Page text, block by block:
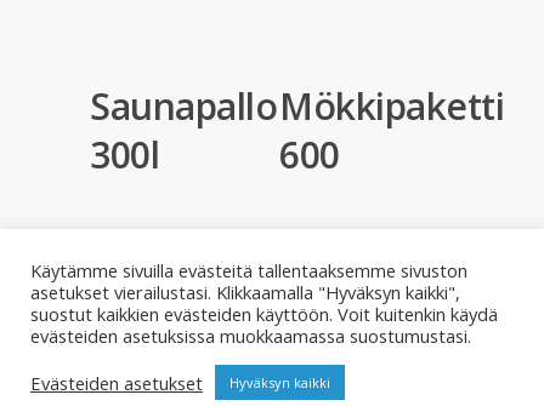
Saunapallo
300l
Mökkipaketti
600
© 2026 Rotomon.
Käytämme sivuilla evästeitä tallentaaksemme sivuston
asetukset vierailustasi. Klikkaamalla "Hyväksyn kaikki",
suostut kaikkien evästeiden käyttöön. Voit kuitenkin käydä
evästeiden asetuksissa muokkaamassa suostumustasi.
Evästeiden asetukset
Hyväksyn kaikki